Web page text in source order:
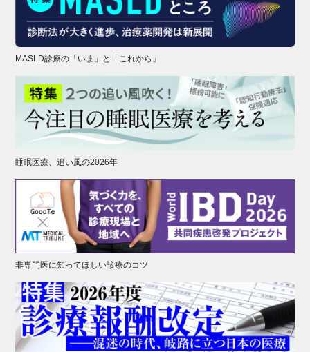
MASLD診療の「いま」と「これから」
睡眠医療、追い風の2026年
非専門医に知ってほしい診療のコツ